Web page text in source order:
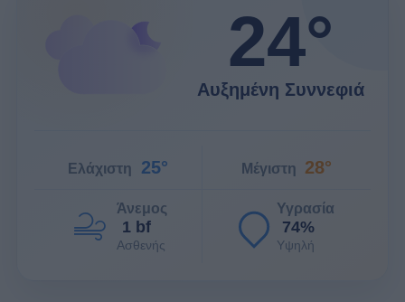
24°
Αυξημένη Συννεφιά
Ελάχιστη 25° Μέγιστη 28°
Άνεμος
1 bf
Ασθενής
Υγρασία
74%
Υψηλή